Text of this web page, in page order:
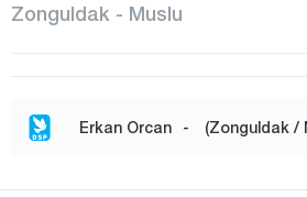
EREĞLİ
GÜLÜÇ
Zonguldak - Muslu
Erkan Orcan - (Zonguldak /